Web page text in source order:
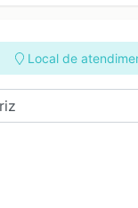
Local de